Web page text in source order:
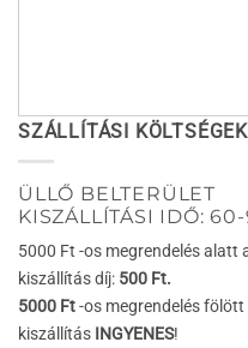
SZÁLLÍTÁSI KÖLTSÉGEK
ÜLLŐ BELTERÜLET
KISZÁLLÍTÁSI IDŐ:
5000 Ft -os megrendelés alatt
kiszállítás díj: 500 Ft.
5000 Ft-os megrendelés fölött
kiszállítás INGYENES!